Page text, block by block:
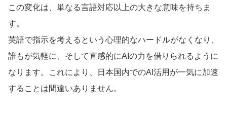
この変化は、単なる言語対応以上の大きな意味を持ちま
す。
英語で指示を考えるという心理的なハードルがなくなり、
誰もが気軽に、そして直感的にAIの力を借りられるように
なります。これにより、日本国内でのAI活用が一気に加速
することは間違いありません。